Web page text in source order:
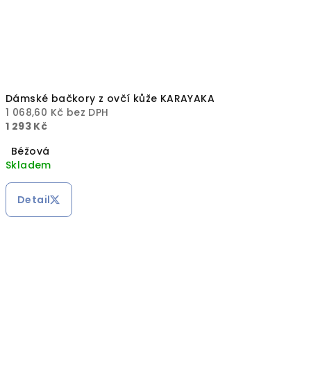
Dámské bačkory z ovčí kůže KARAYAKA
1 068,60 Kč bez DPH
1 293 Kč
Béžová
Skladem
Detail